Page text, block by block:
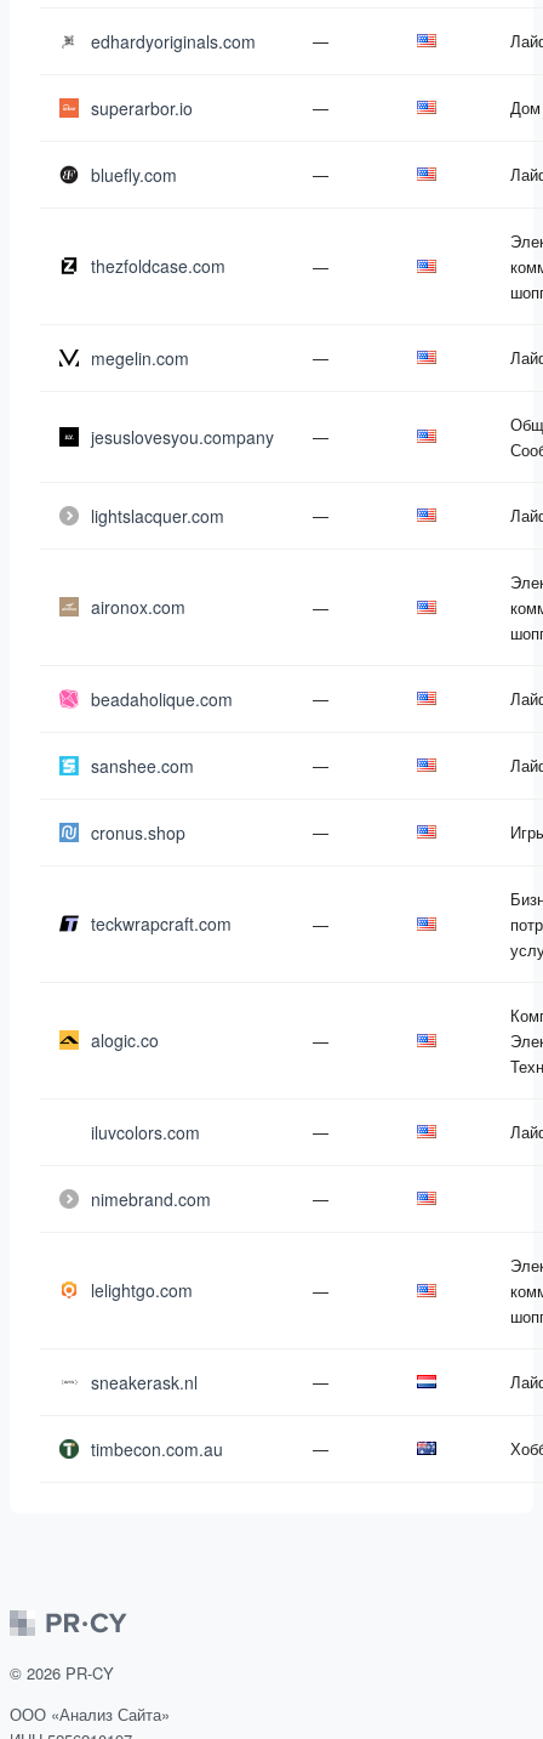
edhardyoriginals.com —
superarbor.io — Дом
bluefly.com —
thezfoldcase.com —
megelin.com —
jesuslovesyou.company —
lightslacquer.com —
aironox.com —
beadaholique.com —
sanshee.com —
cronus.shop —
teckwrapcraft.com —
alogic.co —
iluvcolors.com —
nimebrand.com —
lelightgo.com —
sneakerask.nl —
timbecon.com.au —
© 2026 PR-CY
ООО «Анализ Сайта»